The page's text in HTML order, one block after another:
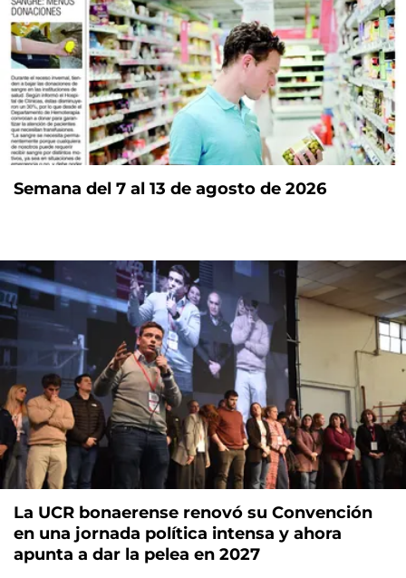
Semana del 7 al 13 de agosto de 2026
La UCR bonaerense renovó su Convención
en una jornada política intensa y ahora
apunta a dar la pelea en 2027